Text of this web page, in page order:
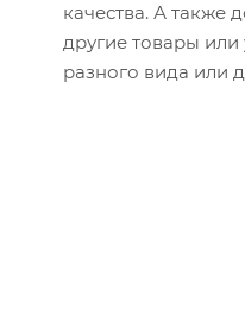
качества. А также
другие товары или
разного вида или